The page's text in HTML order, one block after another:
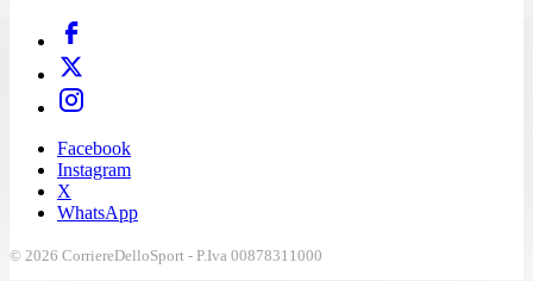
Facebook
Instagram
X
WhatsApp
© 2026 CorriereDelloSport - P.Iva 00878311000